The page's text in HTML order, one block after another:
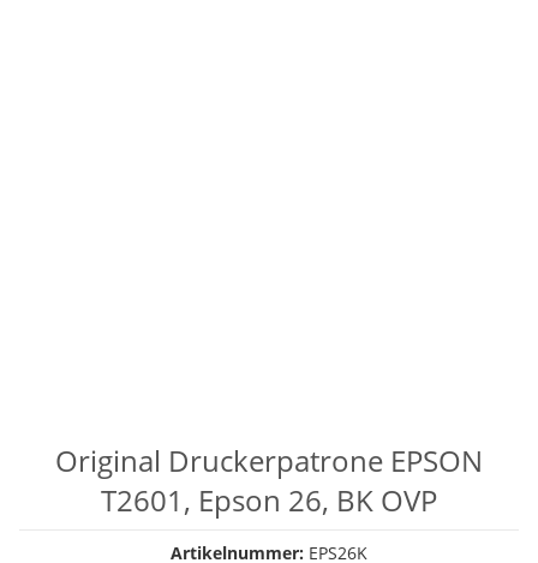
Original Druckerpatrone EPSON
T2601, Epson 26, BK OVP
Artikelnummer: EPS26K